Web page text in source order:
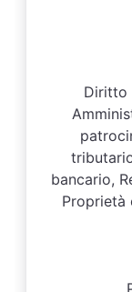
Diritto
bancario,
Proprietà